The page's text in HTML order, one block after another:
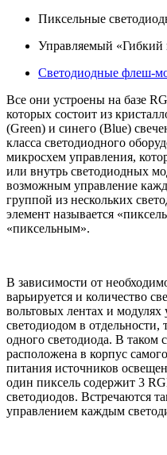
Пиксельные
Управляемый «Гибкий
Светодиодные флеш-
Все они устроены на базе
которых состоит из
(Green) и синего (Blue)
класса светодиодного
микросхем управления,
или внутрь светодиодных
возможным управление
группой из нескольких
элемент называется
«пиксельным».
В зависимости от
варьируется и количество
вольтовых лентах и
светодиодом в отдельности,
одного светодиода. В таком
расположена в корпус
питания источников
один пиксель содержит 3
светодиодов. Встречаются
управлением каждым